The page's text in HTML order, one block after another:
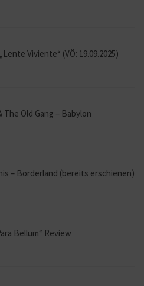
Viviente“ (VÖ: 19.09.2025)
The Old Gang – Babylon
– Borderland (bereits erschienen)
Bellum“ Review